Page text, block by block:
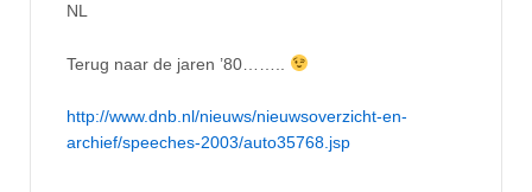
NL
Terug naar de jaren ’80……..
http://www.dnb.nl/nieuws/nieuwsoverzicht-en-
archief/speeches-2003/auto35768.jsp